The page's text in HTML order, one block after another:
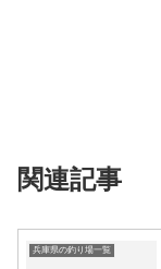
関連記事
兵庫県の釣り場一覧